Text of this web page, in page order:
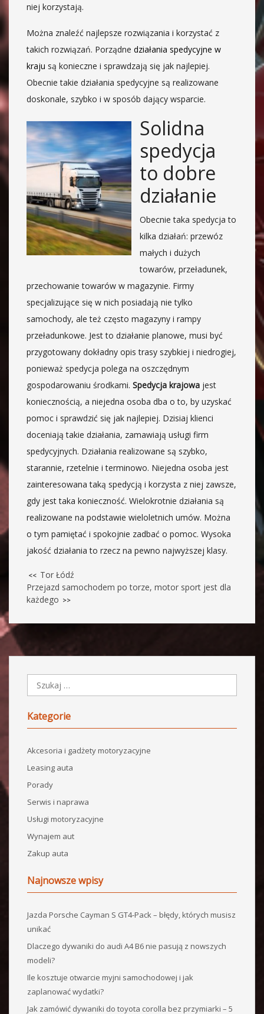
niej korzystają.
Można znaleźć najlepsze rozwiązania i korzystać z
takich rozwiązań. Porządne działania spedycyjne w
kraju są konieczne i sprawdzają się jak najlepiej.
Obecnie takie działania spedycyjne są realizowane
doskonale, szybko i w sposób dający wsparcie.
Solidna
spedycja
to dobre
działanie
Obecnie taka spedycja to
kilka działań: przewóz
małych i dużych
towarów, przeładunek,
przechowanie towarów w magazynie. Firmy
specjalizujące się w nich posiadają nie tylko
samochody, ale też często magazyny i rampy
przeładunkowe. Jest to działanie planowe, musi być
przygotowany dokładny opis trasy szybkiej i niedrogiej,
ponieważ spedycja polega na oszczędnym
gospodarowaniu środkami. Spedycja krajowa jest
koniecznością, a niejedna osoba dba o to, by uzyskać
pomoc i sprawdzić się jak najlepiej. Dzisiaj klienci
doceniają takie działania, zamawiają usługi firm
spedycyjnych. Działania realizowane są szybko,
starannie, rzetelnie i terminowo. Niejedna osoba jest
zainteresowana taką spedycją i korzysta z niej zawsze,
gdy jest taka konieczność. Wielokrotnie działania są
realizowane na podstawie wieloletnich umów. Można
o tym pamiętać i spokojnie zadbać o pomoc. Wysoka
jakość działania to rzecz na pewno najwyższej klasy.
<< Tor Łódź
Przejazd samochodem po torze, motor sport jest dla
każdego >>
Kategorie
Akcesoria i gadżety motoryzacyjne
Leasing auta
Porady
Serwis i naprawa
Usługi motoryzacyjne
Wynajem aut
Zakup auta
Najnowsze wpisy
Jazda Porsche Cayman S GT4-Pack – błędy, których musisz
unikać
Dlaczego dywaniki do audi A4 B6 nie pasują z nowszych
modeli?
Ile kosztuje otwarcie myjni samochodowej i jak
zaplanować wydatki?
Jak zamówić dywaniki do toyota corolla bez przymiarki – 5